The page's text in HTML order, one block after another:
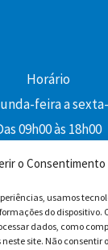
o Consentimento
usamos
do dispositivo.
dados, como
neste site. Não
Horário
feira a
09h00 às 18h00
Gerais de